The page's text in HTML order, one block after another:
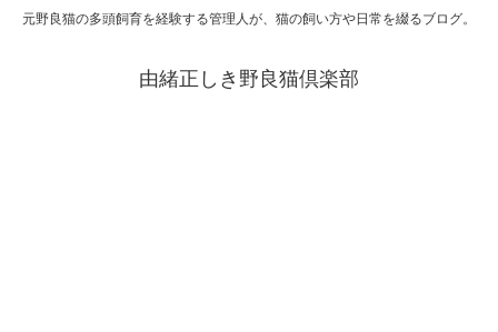
元野良猫の多頭飼育を経験する管理人が、猫の飼い方や日常を綴るブログ。
由緒正しき野良猫倶楽部